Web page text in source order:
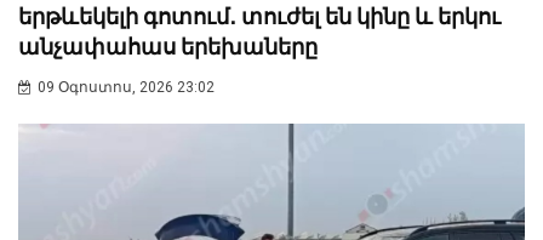
երթևեկելի գոտում․ տուժել են կինը և երկու
անչափահաս երեխաները
09 Օգոստոս, 2026 23:02